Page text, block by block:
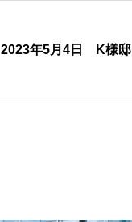
2023年5月4日 K様邸